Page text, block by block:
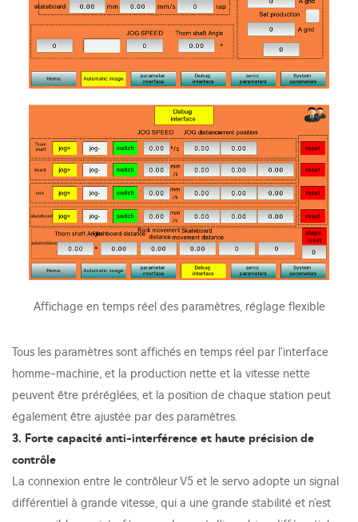
Affichage en temps réel des paramètres, réglage flexible
Tous les paramètres sont affichés en temps réel par l'interface
homme-machine, et la production nette et la vitesse nette
peuvent être préréglées, et la position de chaque station peut
également être ajustée par des paramètres.
3. Forte capacité anti-interférence et haute précision de
contrôle
La connexion entre le contrôleur V5 et le servo adopte un signal
différentiel à grande vitesse, qui a une grande stabilité et n'est